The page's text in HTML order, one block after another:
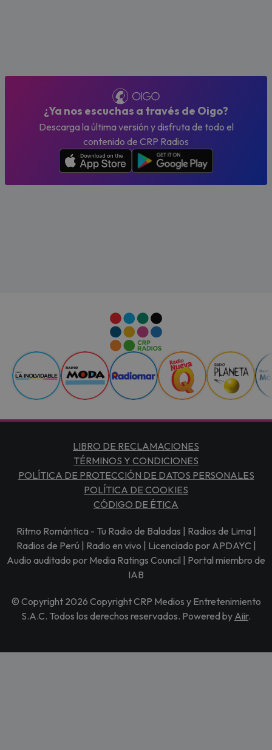
¿Ya nos escuchas a través de Oigo?
Descarga la última versión y disfruta de todo el
contenido de CRP Radios
LIBRO DE RECLAMACIONES
TÉRMINOS Y CONDICIONES
POLÍTICA DE PROTECCIÓN DE DATOS PERSONALES
POLÍTICA DE COOKIES
CÓDIGO DE ÉTICA
Ritmo Romántica - Tu Radio de Baladas | Radios de Lima |
Radios de Perú | Radio en vivo | Licenciado por APDAYC |
Audio auditado por Media Ratings Council | Portal miembro de
IAB
© Copyright 2026 Copyright CRP Medios y Entretenimiento
S.A.C. Todos los derechos reservados. Powered by Aiir.